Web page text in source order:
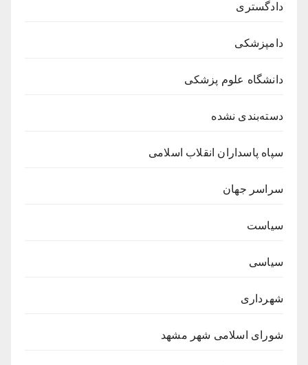
دادگستری
دامپزشکی
دانشگاه علوم پزشکی
دسته‌بندی نشده
سپاه پاسداران انقلاب اسلامی
سراسر جهان
سیاست
سیاسی
شهرداری
شورای اسلامی شهر مشهد